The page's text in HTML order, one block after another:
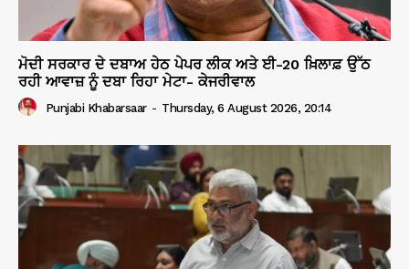
ਮੋਦੀ ਸਰਕਾਰ ਦੇ ਦਬਾਅ ਹੇਠ ਪੇਪਰ ਲੀਕ ਅਤੇ ਈ-20 ਖ਼ਿਲਾਫ਼ ਉੱਠ
ਰਹੀ ਆਵਾਜ਼ ਨੂੰ ਦਬਾ ਰਿਹਾ ਮੇਟਾ- ਕੇਜਰੀਵਾਲ
Punjabi Khabarsaar - Thursday, 6 August 2026, 20:14